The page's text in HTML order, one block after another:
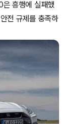
흥행에 실패했
전 규제를 충족하